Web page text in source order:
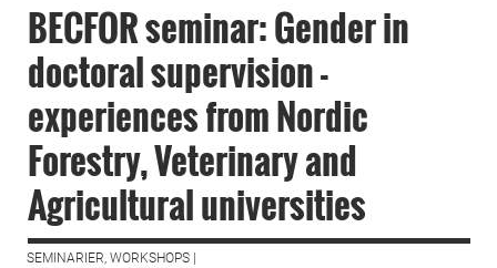
BECFOR seminar: Gender in
doctoral supervision -
experiences from Nordic
Forestry, Veterinary and
Agricultural universities
SEMINARIER, WORKSHOPS |